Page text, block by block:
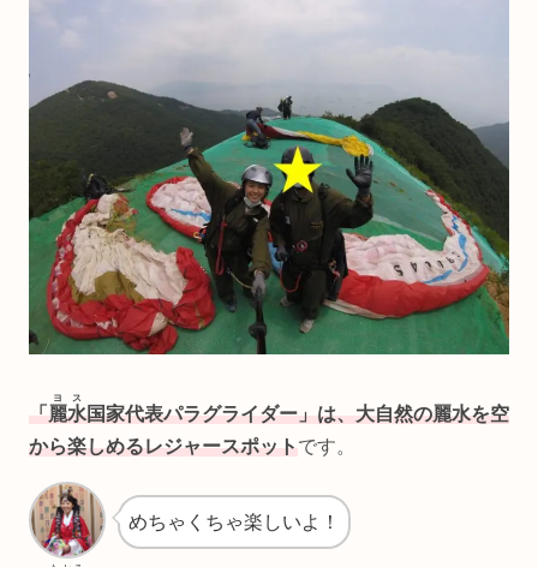
「麗水
ヨス
国家代表パラグライダー」は、大自然の麗水を空
から楽しめるレジャースポットです。
めちゃくちゃ楽しいよ！